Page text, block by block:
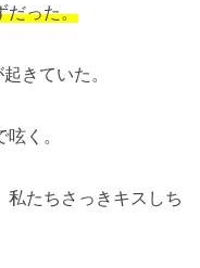
だった。
きていた。
く。
私たちさっきキスしち